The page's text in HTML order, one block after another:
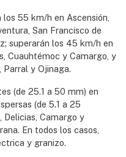
55 km/h en Ascensión,
San Francisco de
superarán los 45 km/h en
Cuauhtémoc y Camargo, y
Parral y Ojinaga.
(de 25.1 a 50 mm) en
(de 5.1 a 25
Delicias, Camargo y
En todos los casos,
y granizo.